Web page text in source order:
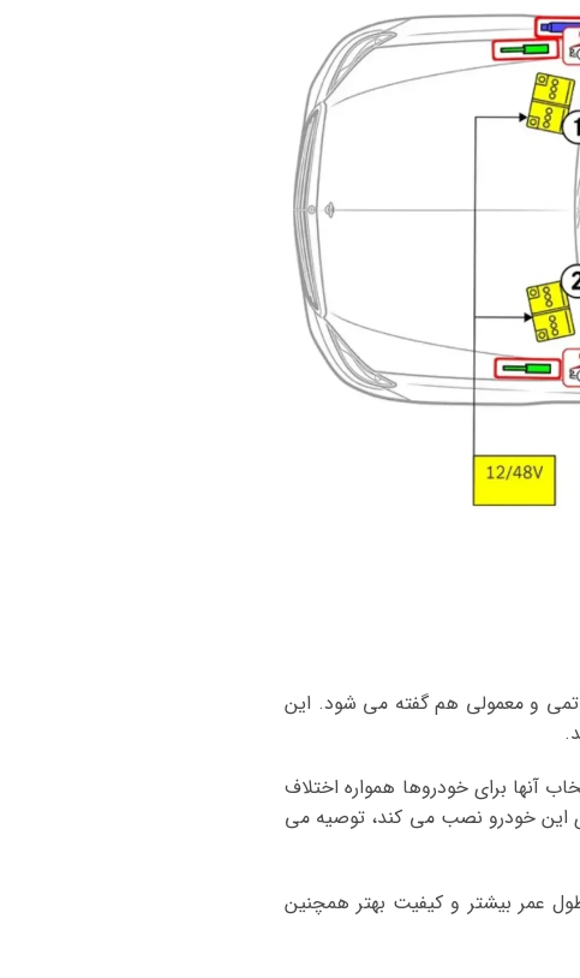
و معمولی هم گفته می شود. این
آنها برای خودروها همواره اختلاف
این خودرو نصب می کند، توصیه می
عمر بیشتر و کیفیت بهتر همچنین